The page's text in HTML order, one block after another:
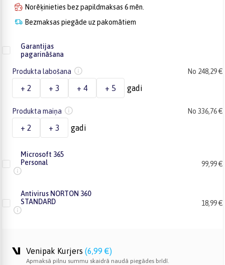
Norēķinieties bez papildmaksas 6 mēn.
Bezmaksas piegāde uz pakomātiem
Garantijas
pagarināšana
Produkta labošana No 248,29 €
+ 2 + 3 + 4 + 5 gadi
Produkta maiņa No 336,76 €
+ 2 + 3 gadi
Microsoft 365
Personal
99,99 €
Antivirus NORTON 360
STANDARD
18,99 €
Venipak Kurjers (6,99 €)
Apmaksā pilnu summu skaidrā naudā piegādes brīdī.